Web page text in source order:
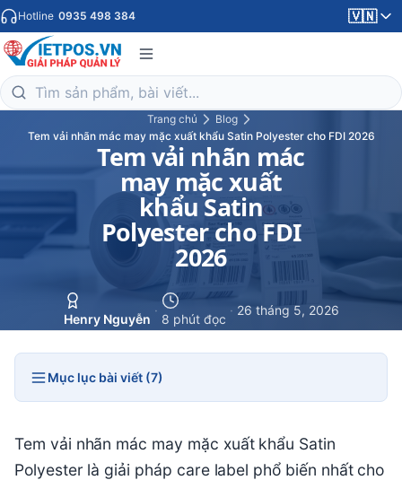
Hotline 0935 498 384 🇻🇳
Trang chủ
Blog
Tem vải nhãn mác may mặc xuất khẩu Satin Polyester cho FDI 2026
Tem vải nhãn mác
may mặc xuất
khẩu Satin
Polyester cho FDI
2026
Henry Nguyễn
·
8 phút đọc
· 26 tháng 5, 2026
Mục lục bài viết (7)
Tem vải nhãn mác may mặc xuất khẩu Satin
Polyester là giải pháp care label phổ biến nhất cho